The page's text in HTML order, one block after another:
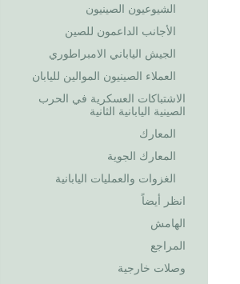
الشيوعيون الصينيون
الأجانب الداعمون للصين
الجيش الياباني الامبراطوري
العملاء الصينيون الموالين لليابان
الاشتباكات العسكرية في الحرب
الصينية اليابانية الثانية
المعارك
المعارك الجوية
الغزوات والعمليات اليابانية
انظر أيضاً
الهامش
المراجع
وصلات خارجية